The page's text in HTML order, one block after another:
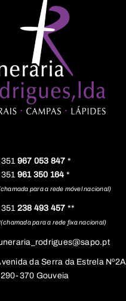
967 053 847 *
961 350 164 *
para a rede móvel nacional)
238 493 457 **
para a rede fixa nacional)
da Serra da Estrela Nº2A
370 Gouveia